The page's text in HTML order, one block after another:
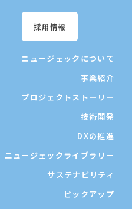
採用情報
ニュージェックについて
事業紹介
プロジェクトストーリー
技術開発
DXの推進
ニュージェックライブラリー
サステナビリティ
ピックアップ